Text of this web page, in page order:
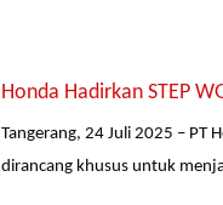
Honda Hadirkan STEP
Tangerang, 24 Juli 2025 – PT
dirancang khusus untuk